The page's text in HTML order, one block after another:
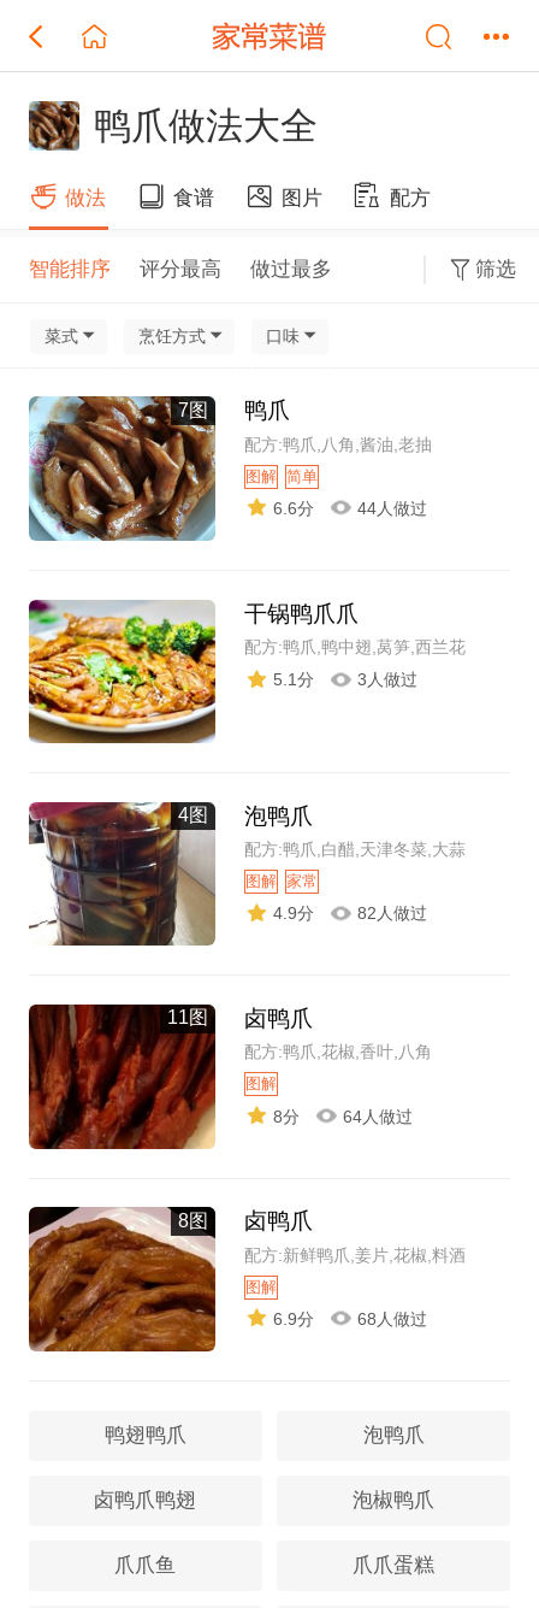
鸭爪做法大全
做法 食谱 图片 配方
智能排序 评分最高 做过最多 筛选
菜式 烹饪方式 口味
7图 鸭爪
配方:鸭爪,八角,酱油,老抽
图解 简单
6.6分 44人做过
干锅鸭爪爪
配方:鸭爪,鸭中翅,莴笋,西兰花
5.1分
3人做过
4图 泡鸭爪
配方:鸭爪,白醋,天津冬菜,大蒜
图解 家常
4.9分 82人做过
11图 卤鸭爪
配方:鸭爪,花椒,香叶,八角
图解
8分 64人做过
8图 卤鸭爪
配方:新鲜鸭爪,姜片,花椒,料酒
图解
6.9分 68人做过
鸭翅鸭爪 泡鸭爪
卤鸭爪鸭翅 泡椒鸭爪
爪爪鱼 爪爪蛋糕